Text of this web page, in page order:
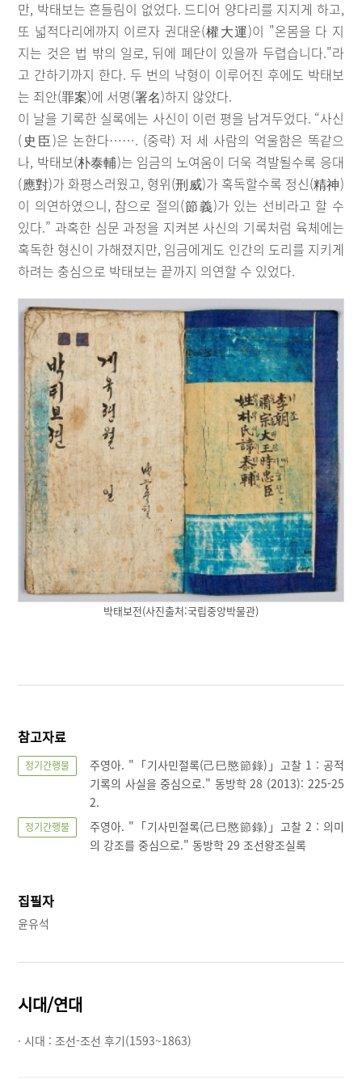
만, 박태보는 흔들림이 없었다. 드디어 양다리를 지지게 하고,
또 넓적다리에까지 이르자 권대운(權大運)이 "온몸을 다 지
지는 것은 법 밖의 일로, 뒤에 폐단이 있을까 두렵습니다."라
고 간하기까지 한다. 두 번의 낙형이 이루어진 후에도 박태보
는 죄안(罪案)에 서명(署名)하지 않았다.
이 날을 기록한 실록에는 사신이 이런 평을 남겨두었다. “사신
(史臣)은 논한다……. (중략) 저 세 사람의 억울함은 똑같으
나, 박태보(朴泰輔)는 임금의 노여움이 더욱 격발될수록 응대
(應對)가 화평스러웠고, 형위(刑威)가 혹독할수록 정신(精神)
이 의연하였으니, 참으로 절의(節義)가 있는 선비라고 할 수
있다.” 과혹한 심문 과정을 지켜본 사신의 기록처럼 육체에는
혹독한 형신이 가해졌지만, 임금에게도 인간의 도리를 지키게
하려는 충심으로 박태보는 끝까지 의연할 수 있었다.
박태보전(사진출처:국립중앙박물관)
참고자료
정기간행물
주영아. "「기사민절록(己巳愍節錄)」고찰 1 : 공적
기록의 사실을 중심으로." 동방학 28 (2013): 225-25
2.
정기간행물
주영아. "「기사민절록(己巳愍節錄)」고찰 2 : 의미
의 강조를 중심으로." 동방학 29 조선왕조실록
집필자
윤유석
시대/연대
· 시대 :조선-조선 후기(1593~1863)